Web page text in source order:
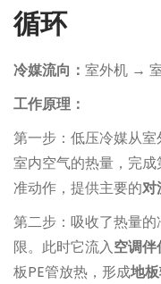
循环
冷媒流向： 室外机 →
工作原理：
第一步：低压冷媒从室
室内空气的热量，完
准动作，提供主要的对
第二步：吸收了热量
限。此时它流入空调伴
板PE管放热，形成地